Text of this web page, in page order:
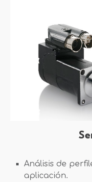
Análisis de
aplicación.